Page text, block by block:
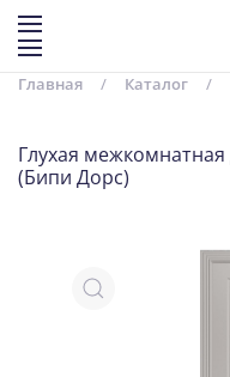
Перейти к
Главная Каталог
Глухая
(Бипи Дорс)